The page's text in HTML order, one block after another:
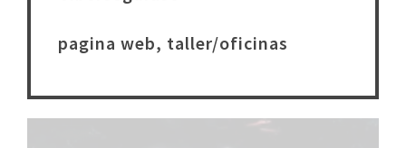
pagina web, taller/oficinas